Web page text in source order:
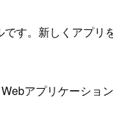
す。新しくアプリ
アプリケーショ